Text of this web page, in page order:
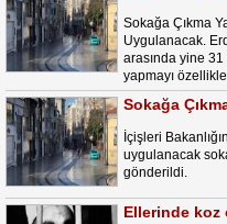
Sokağa Çıkma
Uygulanacak.
arasında yine 31
yapmayı
Sokağa
İçişleri
uygulanacak
gönderildi.
Ellerinde koz